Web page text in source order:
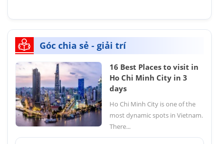
Góc chia sẻ - giải trí
16 Best Places to visit in
Ho Chi Minh City in 3
days
Ho Chi Minh City is one of the
most dynamic spots in Vietnam.
There...